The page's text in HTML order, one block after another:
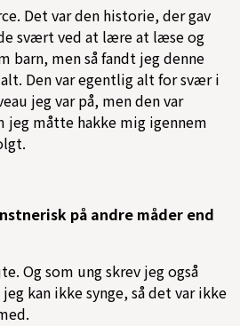
Det var den historie, der gav
svært ved at lære at læse og
barn, men så fandt jeg denne
Den var egentlig alt for svær i
jeg var på, men den var
jeg måtte hakke mig igennem
på andre måder end
Og som ung skrev jeg også
kan ikke synge, så det var ikke